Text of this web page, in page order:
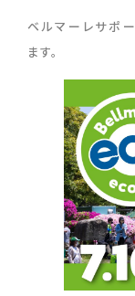
ベルマーレサポ
ます。